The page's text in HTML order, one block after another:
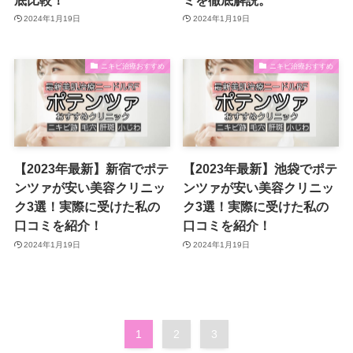
2024年1月19日 2024年1月19日
ニキビ治療おすすめ
【2023年最新】新宿でポテ
ンツァが安い美容クリニッ
ク3選！実際に受けた私の
口コミを紹介！
2024年1月19日
ニキビ治療おすすめ
【2023年最新】池袋でポテ
ンツァが安い美容クリニッ
ク3選！実際に受けた私の
口コミを紹介！
2024年1月19日
1 2 3